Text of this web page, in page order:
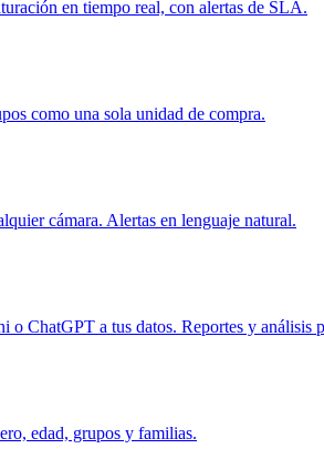
en tiempo real, con alertas de SLA.
como una sola unidad de compra.
cámara. Alertas en lenguaje natural.
o ChatGPT a tus datos. Reportes y análisis
edad, grupos y familias.